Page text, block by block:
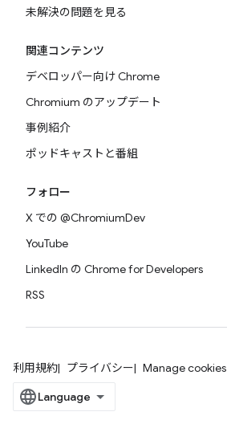
未解決の問題を見る
関連コンテンツ
デベロッパー向け Chrome
Chromium のアップデート
事例紹介
ポッドキャストと番組
フォロー
X での @ChromiumDev
YouTube
LinkedIn の Chrome for Developers
RSS
利用規約 プライバシー Manage cookies